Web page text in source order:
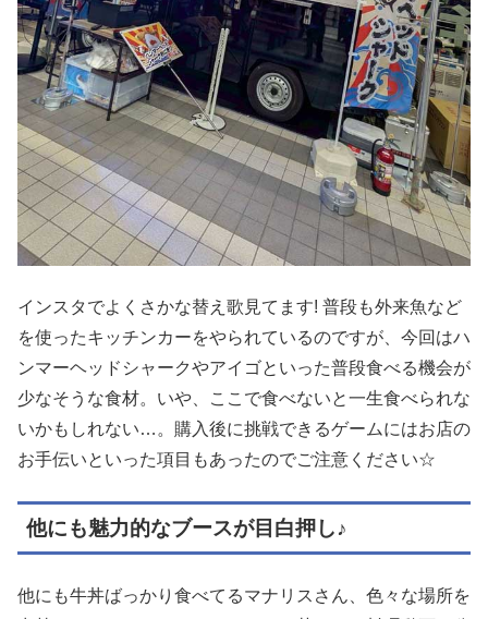
インスタでよくさかな替え歌見てます! 普段も外来魚など
を使ったキッチンカーをやられているのですが、今回はハ
ンマーヘッドシャークやアイゴといった普段食べる機会が
少なそうな食材。いや、ここで食べないと一生食べられな
いかもしれない…。購入後に挑戦できるゲームにはお店の
お手伝いといった項目もあったのでご注意ください☆
他にも魅力的なブースが目白押し♪
他にも牛丼ばっかり食べてるマナリスさん、色々な場所を